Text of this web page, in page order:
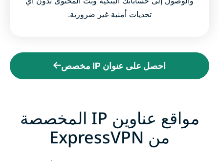
تحديات أمنية غير ضرورية.
احصل على عنوان IP مخصص
مواقع عناوين IP المخصصة
من ExpressVPN